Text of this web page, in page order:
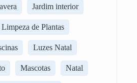
Jardim interior
Limpeza de Plantas
Luzes Natal
Mascotas Natal